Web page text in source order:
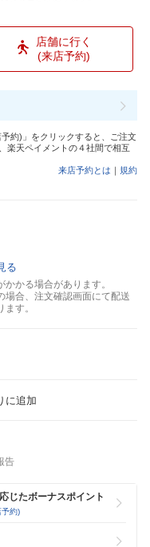
店舗に行く
(来店予約)
約)」をクリックすると、ご注文
楽天ペイメントの４社間で相互
来店予約とは ｜ 規約
る
かる場合があります。
合、注文確認画面にて配送
す。
に追加
告
じたボーナスポイント
約)